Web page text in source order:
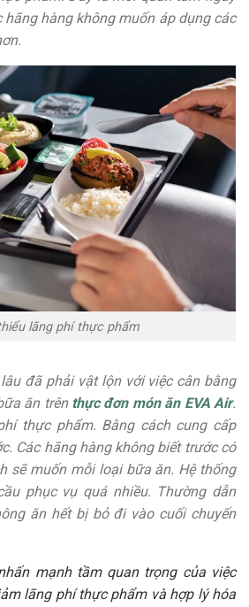
hàng không muốn áp dụng các
lãng phí thực phẩm
đã phải vật lộn với việc cân bằng
ăn trên thực đơn món ăn EVA Air.
thực phẩm. Bằng cách cung cấp
Các hãng hàng không biết trước có
sẽ muốn mỗi loại bữa ăn. Hệ thống
phục vụ quá nhiều. Thường dẫn
ăn hết bị bỏ đi vào cuối chuyến
mạnh tầm quan trọng của việc
lãng phí thực phẩm và hợp lý hóa